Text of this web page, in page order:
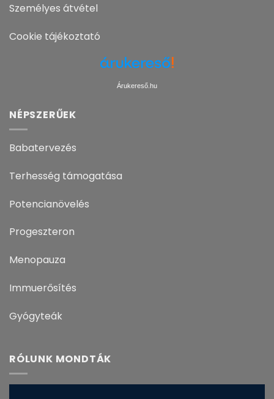
Személyes átvétel
Cookie tájékoztató
Árukereső.hu
NÉPSZERŰEK
Babatervezés
Terhesség támogatása
Potencianövelés
Progeszteron
Menopauza
Immuerősítés
Gyógyteák
RÓLUNK MONDTÁK